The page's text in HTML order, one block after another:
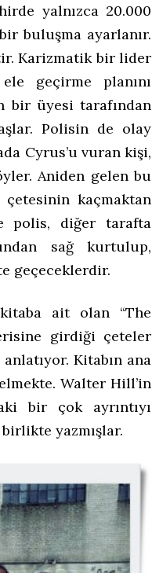
yalnızca 20.000
buluşma ayarlanır.
Karizmatik bir lider
geçirme planını
bir üyesi tarafından
Polisin de olay
Cyrus’u vuran kişi,
Aniden gelen bu
çetesinin kaçmaktan
polis, diğer tarafta
sağ kurtulup,
geçeceklerdir.
ait olan “The
girdiği çeteler
Kitabın ana
Walter Hill’in
bir çok ayrıntıyı
yazmışlar.